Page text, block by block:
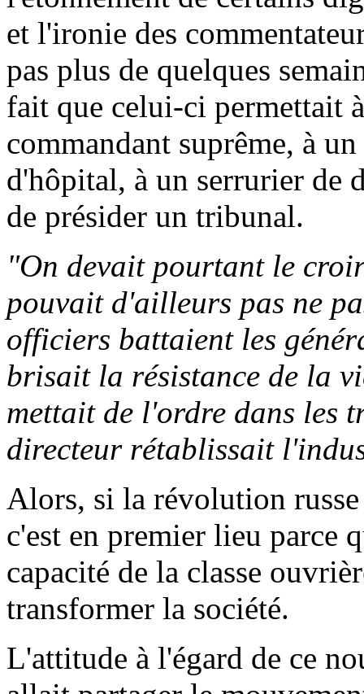
et l'ironie des
pas plus de quelques
fait que celui-ci permettait
commandant suprême, à
d'hôpital, à un serrurier de
de présider un tribunal.
"On devait pourtant le
pouvait d'ailleurs pas ne
officiers battaient les
brisait la résistance de la
mettait de l'ordre dans les
directeur rétablissait
Alors, si la révolution
c'est en premier lieu parce
capacité de la classe
transformer la société.
L'attitude à l'égard de ce